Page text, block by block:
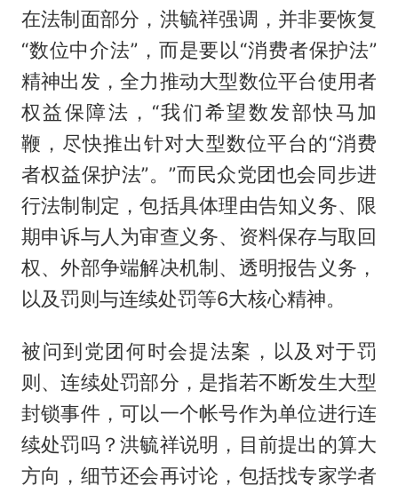
在法制面部分，洪毓祥强调，并非要恢复
“数位中介法”，而是要以“消费者保护法”
精神出发，全力推动大型数位平台使用者
权益保障法，“我们希望数发部快马加
鞭，尽快推出针对大型数位平台的“消费
者权益保护法”。”而民众党团也会同步进
行法制制定，包括具体理由告知义务、限
期申诉与人为审查义务、资料保存与取回
权、外部争端解决机制、透明报告义务，
以及罚则与连续处罚等6大核心精神。
被问到党团何时会提法案，以及对于罚
则、连续处罚部分，是指若不断发生大型
封锁事件，可以一个帐号作为单位进行连
续处罚吗？洪毓祥说明，目前提出的算大
方向，细节还会再讨论，包括找专家学者